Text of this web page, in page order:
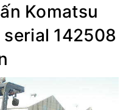
Komatsu
serial 142508